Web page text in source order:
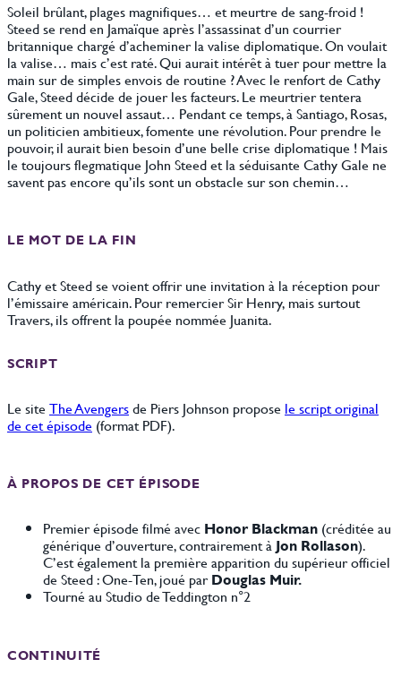
Soleil brûlant, plages magnifiques… et meurtre de sang-froid !
Steed se rend en Jamaïque après l’assassinat d’un courrier
britannique chargé d’acheminer la valise diplomatique. On voulait
la valise… mais c’est raté. Qui aurait intérêt à tuer pour mettre la
main sur de simples envois de routine ? Avec le renfort de Cathy
Gale, Steed décide de jouer les facteurs. Le meurtrier tentera
sûrement un nouvel assaut… Pendant ce temps, à Santiago, Rosas,
un politicien ambitieux, fomente une révolution. Pour prendre le
pouvoir, il aurait bien besoin d’une belle crise diplomatique ! Mais
le toujours flegmatique John Steed et la séduisante Cathy Gale ne
savent pas encore qu’ils sont un obstacle sur son chemin…
LE MOT DE LA FIN
Cathy et Steed se voient offrir une invitation à la réception pour
l’émissaire américain. Pour remercier Sir Henry, mais surtout
Travers, ils offrent la poupée nommée Juanita.
SCRIPT
Le site The Avengersde Piers Johnson propose le script original
de cet épisode (format PDF).
À PROPOS DE CET ÉPISODE
Premier épisode filmé avec Honor Blackman (créditée au
générique d’ouverture, contrairement à Jon Rollason).
C’est également la première apparition du supérieur officiel
de Steed : One-Ten, joué parDouglas Muir.
Tourné au Studio de Teddington n°2
CONTINUITÉ